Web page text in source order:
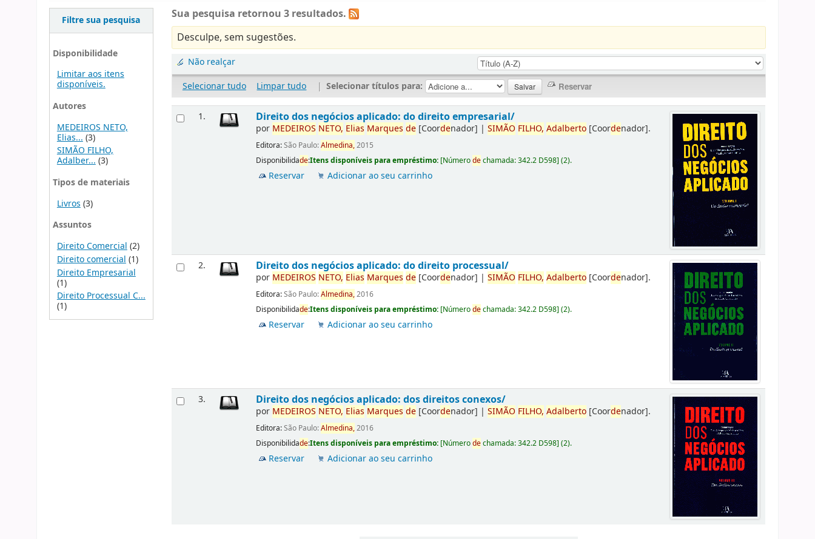
Filtre sua pesquisa
Disponibilidade
Limitar aos itens
disponíveis.
Autores
MEDEIROS NETO,
Elias... (3)
SIMÃO FILHO,
Adalber...(3)
Tipos de materiais
Livros (3)
Assuntos
Direito Comercial (2)
Direito comercial (1)
Direito Empresarial
(1)
Direito Processual C...
(1)
Sua pesquisa retornou 3 resultados.
Desculpe, sem sugestões.
Não realçar
Selecionar tudo
Limpar tudo | Selecionar títulos para:
1. Direito dos negócios aplicado: do direito empresarial/
por MEDEIROS NETO, Elias Marques de [Coordenador] |SIMÃO FILHO, Adalberto [Coordenador].
Editora:São Paulo:Almedina,2015
Disponibilidade:Itens disponíveis para empréstimo: [Númerodechamada:342.2 D598](2).
Reservar Adicionar ao seu carrinho
2. Direito dos negócios aplicado: do direito processual/
por MEDEIROS NETO, Elias Marques de [Coordenador] |SIMÃO FILHO, Adalberto [Coordenador].
Editora:São Paulo:Almedina,2016
Disponibilidade:Itens disponíveis para empréstimo: [Númerodechamada:342.2 D598](2).
Reservar Adicionar ao seu carrinho
3. Direito dos negócios aplicado: dos direitos conexos/
por MEDEIROS NETO, Elias Marques de [Coordenador] |SIMÃO FILHO, Adalberto [Coordenador].
Editora:São Paulo:Almedina,2016
Disponibilidade:Itens disponíveis para empréstimo: [Númerodechamada:342.2 D598](2).
Reservar Adicionar ao seu carrinho